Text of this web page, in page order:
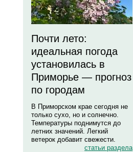
Почти лето:
идеальная погода
установилась в
Приморье — прогноз
по городам
В Приморском крае сегодня не
только сухо, но и солнечно.
Температуры поднимутся до
летних значений. Легкий
ветерок добавит свежести.
статьи раздела